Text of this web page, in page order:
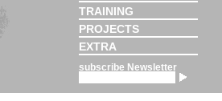
TRAINING
PROJECTS
EXTRA
subscribe Newsletter